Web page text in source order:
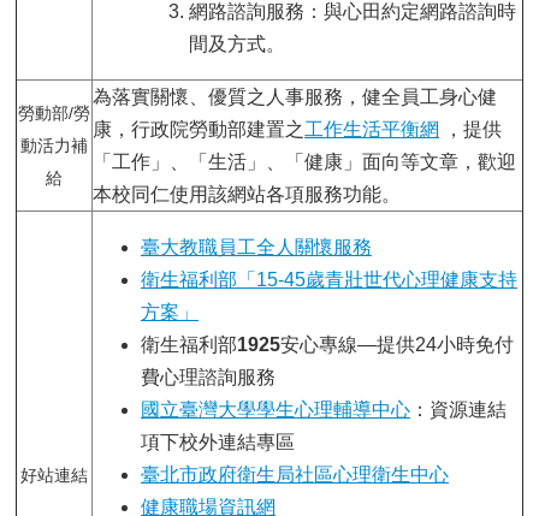
網路諮詢服務：與心田約定網路諮詢時
間及方式。
勞動部/勞
動活力補
給
為落實關懷、優質之人事服務，健全員工身心健
康，行政院勞動部建置之工作生活平衡網
，提供
「工作」、「生活」、「健康」面向等文章，歡迎
本校同仁使用該網站各項服務功能。
好站連結
臺大教職員工全人關懷服務
衛生福利部「15-45歲青壯世代心理健康支持
方案」
衛生福利部1925安心專線—提供24小時免付
費心理諮詢服務
國立臺灣大學學生心理輔導中心 ：資源連結
項下校外連結專區
臺北市政府衛生局社區心理衛生中心
健康職場資訊網